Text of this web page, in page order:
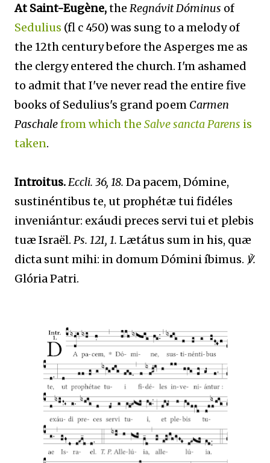
At Saint-Eugène,the Regnávit Dóminus of
Sedulius (fl c 450) was sung to a melody of
the 12th century before the Asperges me as
the clergy entered the church. I'm ashamed
to admit that I've never read the entire five
books of Sedulius's grand poem Carmen
Paschalefrom which the Salve sancta Parens is
taken.
Introitus.Eccli. 36, 18. Da pacem, Dómine,
sustinéntibus te, ut prophétæ tui fidéles
inveniántur: exáudi preces servi tui et plebis
tuæ Israël. Ps. 121, 1. Lætátus sum in his, quæ
dicta sunt mihi: in domum Dómini íbimus. ℣.
Glória Patri.